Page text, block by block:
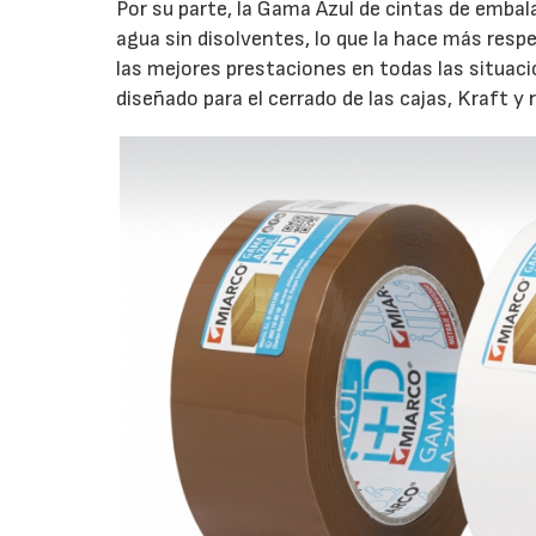
Por su parte, la Gama Azul de cintas de
agua sin disolventes, lo que la hace más
las mejores prestaciones en todas las
diseñado para el cerrado de las cajas, Kraft y